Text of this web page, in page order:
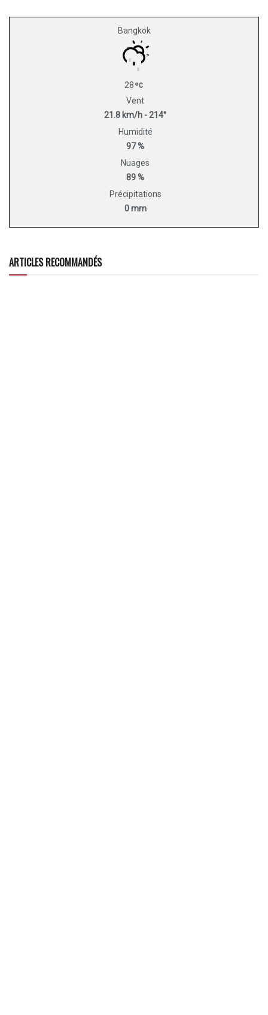
Bangkok
28
Vent
21.8 km/h - 214°
Humidité
97 %
Nuages
89 %
Précipitations
0 mm
ARTICLES RECOMMANDÉS